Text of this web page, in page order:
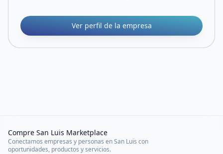
Ver perfil de la empresa
Compre San Luis Marketplace
Conectamos empresas y personas en San Luis con
oportunidades, productos y servicios.